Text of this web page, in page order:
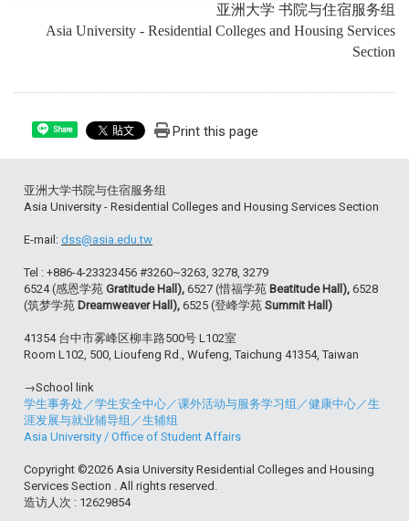
亚洲大学 书院与住宿服务组
Asia University - Residential Colleges and Housing Services
Section
Share Print this page
亚洲大学书院与住宿服务组
Asia University - Residential Colleges and Housing Services Section
E-mail: dss@asia.edu.tw
Tel : +886-4-23323456 #3260~3263, 3278, 3279
6524 (感恩学苑 Gratitude Hall), 6527 (惜福学苑 Beatitude Hall), 6528
(筑梦学苑 Dreamweaver Hall), 6525 (登峰学苑 Summit Hall)
41354 台中市雾峰区柳丰路500号 L102室
Room L102, 500, Lioufeng Rd., Wufeng, Taichung 41354, Taiwan
→School link
学生事务处 ／学生安全中心 ／课外活动与服务学习组 ／健康中心 ／生
涯发展与就业辅导组 ／生辅组
Asia University / Office of Student Affairs
Copyright ©2026 Asia University Residential Colleges and Housing
Services Section . All rights reserved.
造访人次 : 12629854